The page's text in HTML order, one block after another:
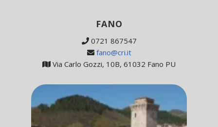
FANO
0721 867547
fano@cri.it
Via Carlo Gozzi, 10B, 61032 Fano PU